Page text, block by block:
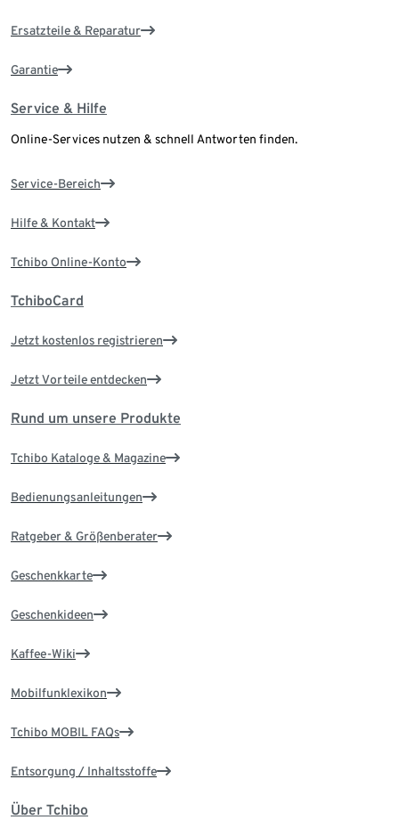
Ersatzteile & Reparatur
Garantie
Service & Hilfe
Online-Services nutzen & schnell Antworten finden.
Service-Bereich
Hilfe & Kontakt
Tchibo Online-Konto
TchiboCard
Jetzt kostenlos registrieren
Jetzt Vorteile entdecken
Rund um unsere Produkte
Tchibo Kataloge & Magazine
Bedienungsanleitungen
Ratgeber & Größenberater
Geschenkkarte
Geschenkideen
Kaffee-Wiki
Mobilfunklexikon
Tchibo MOBIL FAQs
Entsorgung / Inhaltsstoffe
Über Tchibo